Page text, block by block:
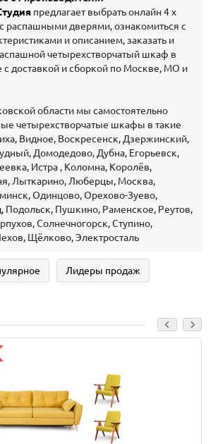
предлагает выбрать онлайн 4 х
распашными дверями, ознакомиться с
и описанием, заказать и
четырехстворчатый шкаф в
с доставкой и сборкой по Москве, МО и
области мы самостоятельно
четырехстворчатые шкафы в такие
Видное, Воскресенск, Дзержинский,
Домодедово, Дубна, Егорьевск,
Истра , Коломна, Королёв,
Лыткарино, Люберцы, Москва,
Одинцово, Орехово-Зуево,
Подольск, Пушкино, Раменское, Реутов,
Солнечногорск, Ступино,
Щёлково, Электросталь
Лидеры продаж